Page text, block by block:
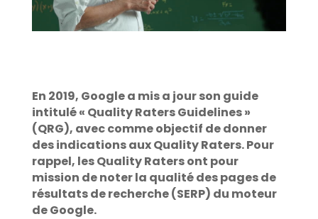
En 2019, Google a mis a jour son guide
intitulé « Quality Raters Guidelines »
(QRG), avec comme objectif de donner
des indications aux Quality Raters.Pour
rappel, les Quality Raters ont pour
mission de noter la qualité des pages de
résultats de recherche (SERP) du moteur
de Google.